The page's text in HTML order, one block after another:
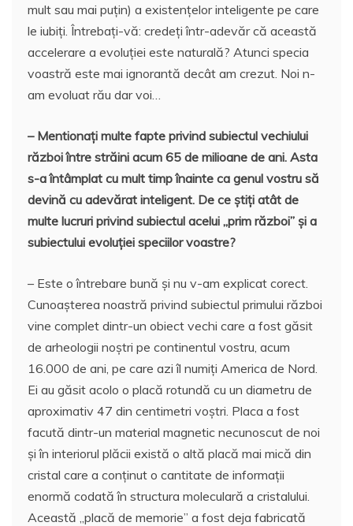
mult sau mai puțin) a existențelor inteligente pe care
le iubiți. Întrebați-vă: credeți într-adevăr că această
accelerare a evoluției este naturală? Atunci specia
voastră este mai ignorantă decât am crezut. Noi n-
am evoluat rău dar voi…
– Mentionați multe fapte privind subiectul vechiului
război între străini acum 65 de milioane de ani. Asta
s-a întâmplat cu mult timp înainte ca genul vostru să
devină cu adevărat inteligent. De ce știți atât de
multe lucruri privind subiectul acelui „prim război” și a
subiectului evoluției speciilor voastre?
– Este o întrebare bună și nu v-am explicat corect.
Cunoașterea noastră privind subiectul primului război
vine complet dintr-un obiect vechi care a fost găsit
de arheologii noștri pe continentul vostru, acum
16.000 de ani, pe care azi îl numiți America de Nord.
Ei au găsit acolo o placă rotundă cu un diametru de
aproximativ 47 din centimetri voștri. Placa a fost
facută dintr-un material magnetic necunoscut de noi
și în interiorul plăcii există o altă placă mai mică din
cristal care a conținut o cantitate de informații
enormă codată în structura moleculară a cristalului.
Această „placă de memorie” a fost deja fabricată